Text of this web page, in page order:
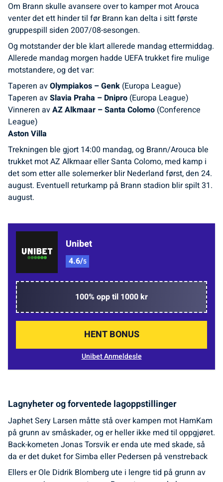
Om Brann skulle avansere over to kamper mot Arouca
venter det ett hinder til før Brann kan delta i sitt første
gruppespill siden 2007/08-sesongen.
Og motstander der ble klart allerede mandag ettermiddag.
Allerede mandag morgen hadde UEFA trukket fire mulige
motstandere, og det var:
Taperen avOlympiakos – Genk (Europa League)
Taperen avSlavia Praha – Dnipro (Europa League)
Vinneren avAZ Alkmaar – Santa Colomo (Conference
League)
Aston Villa
Trekningen ble gjort 14:00 mandag, og Brann/Arouca ble
trukket mot AZ Alkmaar eller Santa Colomo, med kamp i
det som etter alle solemerker blir Nederland først, den 24.
august. Eventuell returkamp på Brann stadion blir spilt 31.
august.
Unibet
4.6/5
100% opp til 1000 kr
HENT BONUS
Unibet Anmeldesle
Lagnyheter og forventede lagoppstillinger
Japhet Sery Larsen måtte stå over kampen mot HamKam
på grunn av småskader, og er heller ikke med til oppgjøret.
Back-kometen Jonas Torsvik er enda ute med skade, så
da er det duket for Simba eller Pedersen på venstreback
Ellers er Ole Didrik Blomberg ute i lengre tid på grunn av